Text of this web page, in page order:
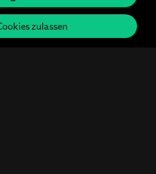
zulassen
Konzept
neues Logo,